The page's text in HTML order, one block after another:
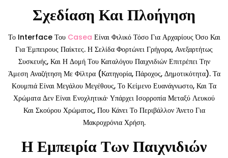
Σχεδίαση Και Πλοήγηση
Το Interface Του Casea Είναι Φιλικό Τόσο Για Αρχαρίους Όσο Και
Για Έμπειρους Παίκτες. Η Σελίδα Φορτώνει Γρήγορα, Ανεξαρτήτως
Συσκευής, Και Η Δομή Του Καταλόγου Παιχνιδιών Επιτρέπει Την
Άμεση Αναζήτηση Με Φίλτρα (κατηγορία, Πάροχος, Δημοτικότητα). Τα
Κουμπιά Είναι Μεγάλου Μεγέθους, Το Κείμενο Ευανάγνωστο, Και Τα
Χρώματα Δεν Είναι Ενοχλητικά· Υπάρχει Ισορροπία Μεταξύ Λευκού
Και Σκούρου Χρώματος, Που Κάνει Το Περιβάλλον Άνετο Για
Μακροχρόνια Χρήση.
Η Εμπειρία Των Παιχνιδιών